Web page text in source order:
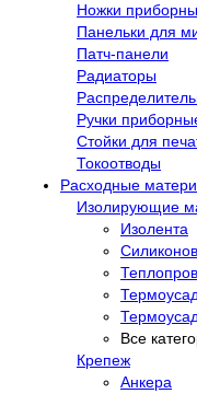
Ножки
Панельки для
Патч-панели
Радиаторы
Ручки
Стойки для
Токоотводы
Расходные
Изолирующие
Изолента
Все
Крепеж
Анкера